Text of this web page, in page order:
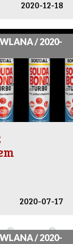
2020-12-18
/ 2020-
2020-07-17
/ 2020-